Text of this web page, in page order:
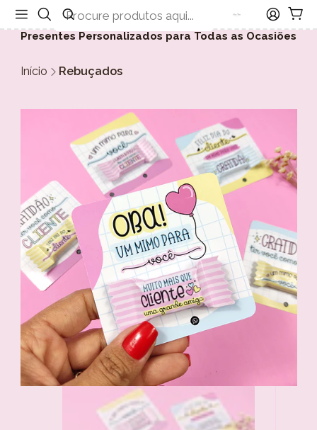
Presentes Personalizados para Todas as Ocasiões
Início Rebuçados